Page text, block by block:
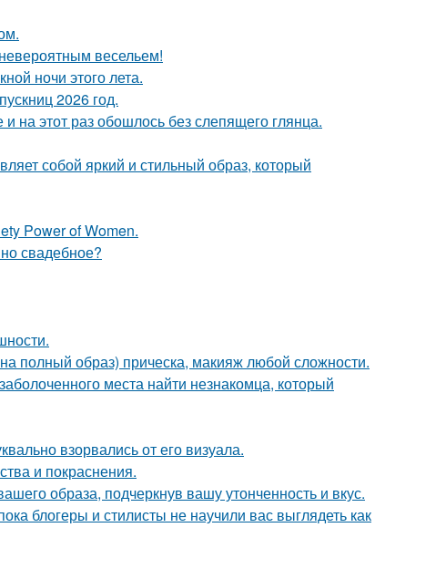
весельем!
ночи этого лета.
2026 год.
на этот раз обошлось без слепящего глянца.
собой яркий и стильный образ, который
Power of Women.
свадебное?
полный образ) прическа, макияж любой сложности.
места найти незнакомца, который
взорвались от его визуала.
и покраснения.
образа, подчеркнув вашу утонченность и вкус.
блогеры и стилисты не научили вас выглядеть как